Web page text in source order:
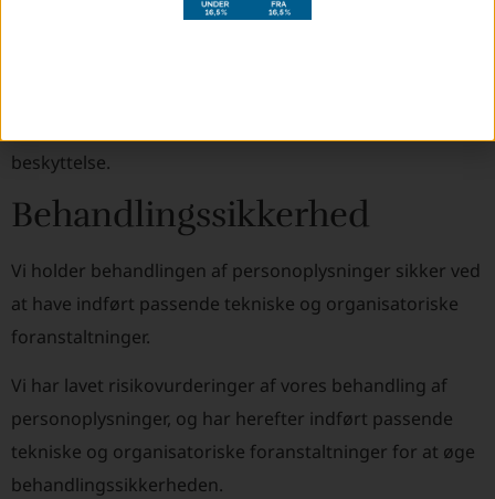
EU/EØS, eller som opbevarer data i EU/EØS.
beskyttelse.
Behandlingssikkerhed
Vi holder behandlingen af personoplysninger sikker ved
at have indført passende tekniske og organisatoriske
foranstaltninger.
Vi har lavet risikovurderinger af vores behandling af
personoplysninger, og har herefter indført passende
tekniske og organisatoriske foranstaltninger for at øge
behandlingssikkerheden.